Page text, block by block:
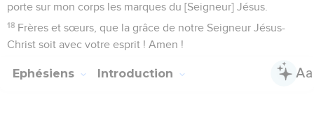
porte sur mon corps les marques du [Seigneur] Jésus.
18 Frères et sœurs, que la grâce de notre Seigneur Jésus-
Christ soit avec votre esprit ! Amen !
Ephésiens Introduction